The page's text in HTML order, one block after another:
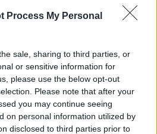
Process My Personal
sale, sharing to third parties, or
or sensitive information for
please use the below opt-out
Please note that after your
you may continue seeing
on personal information utilized by
disclosed to third parties prior to
ότι αντιμετωπίζει
και καταφέρεται